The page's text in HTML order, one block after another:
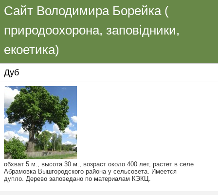
Сайт Володимира Борейка (
природоохорона, заповідники,
екоетика)
Дуб
обхват 5 м., высота 30 м., возраст около 400 лет, растет в селе
Абрамовка Вышгородского района у сельсовета. Имеется
дупло. Дерево заповедано по материалам КЭКЦ.